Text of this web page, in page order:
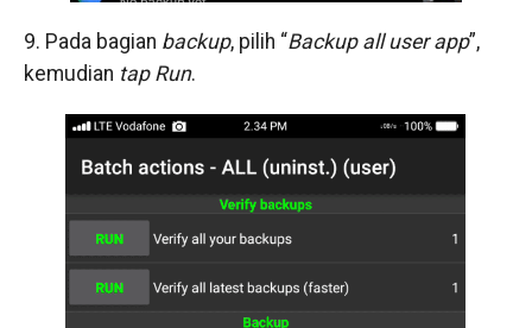
9. Pada bagian backup, pilih “Backup all user app”,
kemudian tap Run.